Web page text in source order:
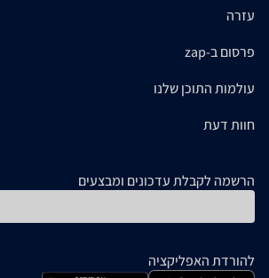
עזרה
פרסום ב-zap
עולמות התוכן שלנו
חוות דעת
הרשמה לקבלת עדכונים ומבצעים
להורדת האפליקציה